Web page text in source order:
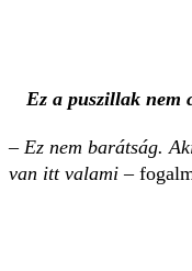
Ez a puszillak nem
– Ez nem barátság.
van itt valami –